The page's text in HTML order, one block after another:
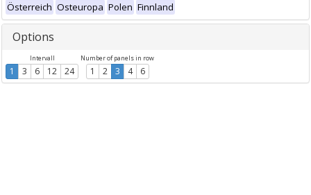
Österreich Osteuropa Polen Finnland
Options
Intervall
1 3 6 12 24
Number of panels in row
1 2 3 4 6